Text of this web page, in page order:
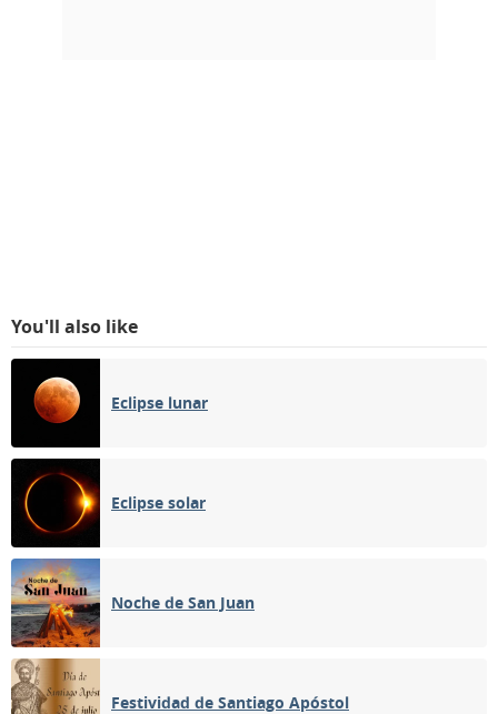
You'll also like
Eclipse lunar
Eclipse solar
Noche de San Juan
Festividad de Santiago Apóstol